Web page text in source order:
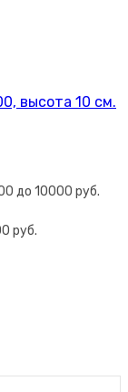
высота 10 см.